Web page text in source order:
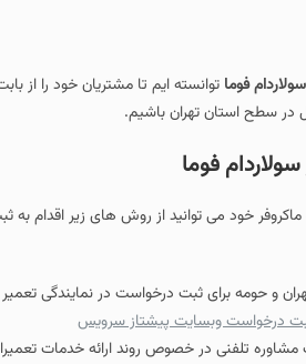
فوما توانسته ایم تا مشتریان خود را از
در سطح استان تهران باشیم.
فوما
خود می توانید از روش های زیر اقدام به
و حومه برای ثبت درخواست در نمایندگی تعمیر
درخواست وبسایت پیشتاز سرویس
تلفنی در خصوص روند ارائه خدمات